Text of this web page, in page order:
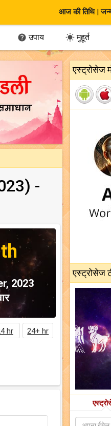
आज की तिथि|
 उपाय मुहूर्त
-
th
2023
hr 24+ hr
एस्ट्रोसेज
एस्ट्रोसेज